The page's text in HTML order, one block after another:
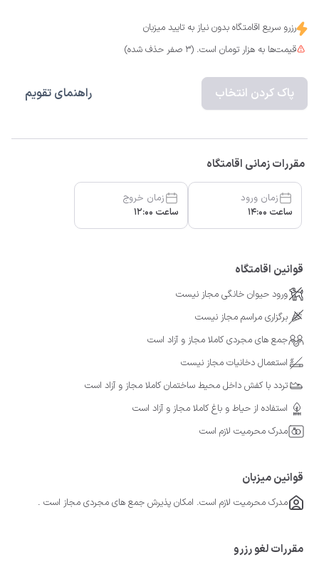
رزرو سریع اقامتگاه بدون نیاز به تایید میزبان
قیمت‌ها به هزار تومان است. (3 صفر حذف شده)
پاک کردن انتخاب راهنمای تقویم
مقررات زمانی اقامتگاه
زمان ورود
ساعت 14:00
زمان خروج
ساعت 12:00
قوانین اقامتگاه
ورود حیوان خانگی مجاز نیست
برگزاری مراسم مجاز نیست
جمع های مجردی کاملا مجاز و آزاد است
استعمال دخانیات مجاز نیست
تردد با کفش داخل محیط ساختمان کاملا مجاز و آزاد است
استفاده از حیاط و باغ کاملا مجاز و آزاد است
مدرک محرمیت لازم است
قوانین میزبان
مدرک محرمیت لازم است. امکان پذیرش جمع های مجردی مجاز است .
مقررات لغو رزرو